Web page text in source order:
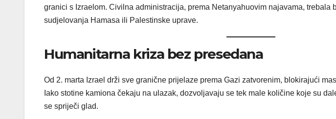
granici s Izraelom. Civilna administracija, prema Netanyahuovim najavama, trebala
sudjelovanja Hamasa ili Palestinske uprave.
Humanitarna kriza bez presedana
Od 2. marta Izrael drži sve granične prijelaze prema Gazi zatvorenim, blokirajući
Iako stotine kamiona čekaju na ulazak, dozvoljavaju se tek male količine koje su
se spriječi glad.